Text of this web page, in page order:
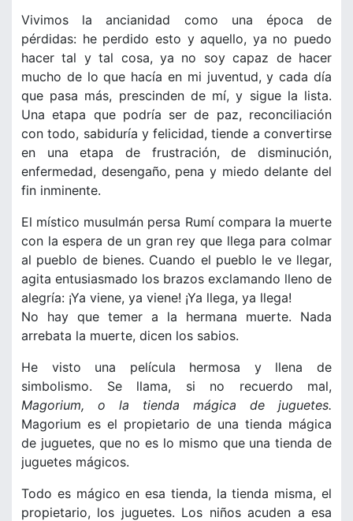
Vivimos la ancianidad como una época de
pérdidas: he perdido esto y aquello, ya no puedo
hacer tal y tal cosa, ya no soy capaz de hacer
mucho de lo que hacía en mi juventud, y cada día
que pasa más, prescinden de mí, y sigue la lista.
Una etapa que podría ser de paz, reconciliación
con todo, sabiduría y felicidad, tiende a convertirse
en una etapa de frustración, de disminución,
enfermedad, desengaño, pena y miedo delante del
fin inminente.
El místico musulmán persa Rumí compara la muerte
con la espera de un gran rey que llega para colmar
al pueblo de bienes. Cuando el pueblo le ve llegar,
agita entusiasmado los brazos exclamando lleno de
alegría: ¡Ya viene, ya viene! ¡Ya llega, ya llega!
No hay que temer a la hermana muerte. Nada
arrebata la muerte, dicen los sabios.
He visto una película hermosa y llena de
simbolismo. Se llama, si no recuerdo mal,
Magorium, o la tienda mágica de juguetes.
Magorium es el propietario de una tienda mágica
de juguetes, que no es lo mismo que una tienda de
juguetes mágicos.
Todo es mágico en esa tienda, la tienda misma, el
propietario, los juguetes. Los niños acuden a esa